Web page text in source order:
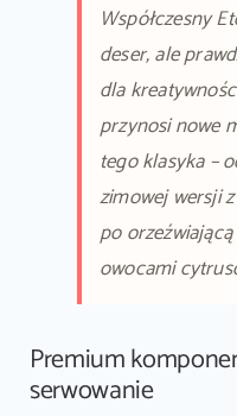
Współczesny
deser, ale
dla
przynosi nowe
tego klasyka –
zimowej wersji
po
owocami
Premium
serwowanie